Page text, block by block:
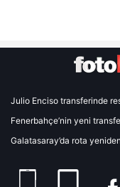
Julio Enciso transferinde
Fenerbahçe’nin yeni
Galatasaray’da rota